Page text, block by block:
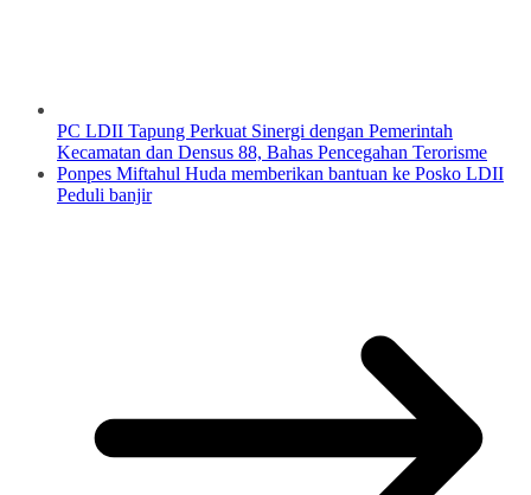
PC LDII Tapung Perkuat Sinergi dengan Pemerintah
Kecamatan dan Densus 88, Bahas Pencegahan Terorisme
Ponpes Miftahul Huda memberikan bantuan ke Posko LDII
Peduli banjir